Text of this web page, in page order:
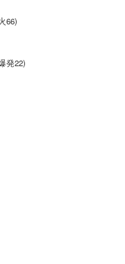
66)
発22)